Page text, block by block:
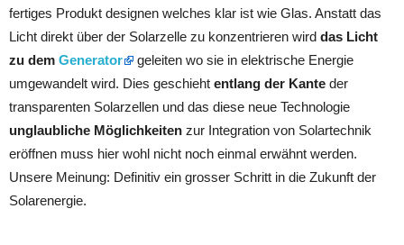
fertiges Produkt designen welches klar ist wie Glas. Anstatt das
Licht direkt über der Solarzelle zu konzentrieren wird das Licht
zu dem Generator
geleiten wo sie in elektrische Energie
umgewandelt wird. Dies geschieht entlang der Kante der
transparenten Solarzellen und das diese neue Technologie
unglaubliche Möglichkeiten zur Integration von Solartechnik
eröffnen muss hier wohl nicht noch einmal erwähnt werden.
Unsere Meinung: Definitiv ein grosser Schritt in die Zukunft der
Solarenergie.